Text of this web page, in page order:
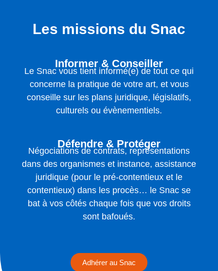
Les missions du Snac
Informer & Conseiller
Le Snac vous tient informé(e) de tout ce qui
concerne la pratique de votre art, et vous
conseille sur les plans juridique, législatifs,
culturels ou évènementiels.
Défendre & Protéger
Négociations de contrats, représentations
dans des organismes et instance, assistance
juridique (pour le pré-contentieux et le
contentieux) dans les procès… le Snac se
bat à vos côtés chaque fois que vos droits
sont bafoués.
Adhérer au Snac